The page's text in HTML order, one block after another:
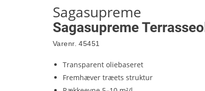
Sagasupreme
Sagasupreme
Varenr. 45451
Transparent oliebaseret
Fremhæver træets struktur